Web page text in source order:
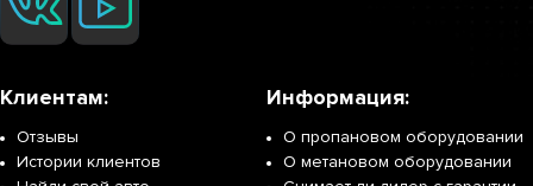
Профессиональная установка ГБО В Домодедово в
специализированном центре Гарант-Газ производится с
дня установки комплекта.
Клиентам:
Отзывы
Истории клиентов
Информация:
О пропановом оборудовании
О метановом оборудовании